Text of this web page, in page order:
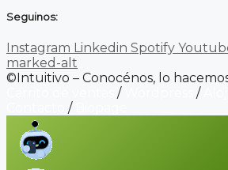
Seguinos:
Instagram Linkedin Spotify
marked-alt
©Intuitivo – Conocénos, lo
/ /
/